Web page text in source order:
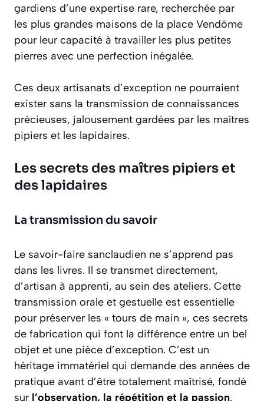
gardiens d’une expertise rare, recherchée par
les plus grandes maisons de la place Vendôme
pour leur capacité à travailler les plus petites
pierres avec une perfection inégalée.
Ces deux artisanats d’exception ne pourraient
exister sans la transmission de connaissances
précieuses, jalousement gardées par les maîtres
pipiers et les lapidaires.
Les secrets des maîtres pipiers et
des lapidaires
La transmission du savoir
Le savoir-faire sanclaudien ne s’apprend pas
dans les livres. Il se transmet directement,
d’artisan à apprenti, au sein des ateliers. Cette
transmission orale et gestuelle est essentielle
pour préserver les « tours de main », ces secrets
de fabrication qui font la différence entre un bel
objet et une pièce d’exception. C’est un
héritage immatériel qui demande des années de
pratique avant d’être totalement maîtrisé, fondé
sur l’observation, la répétition et la passion.